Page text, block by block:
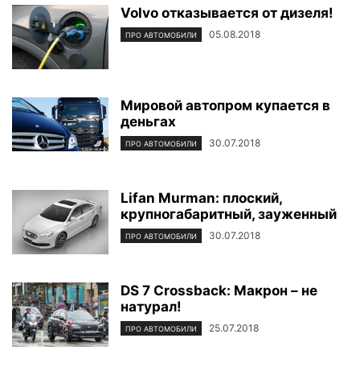
Volvo отказывается от дизеля!
ПРО АВТОМОБИЛИ 05.08.2018
Мировой автопром купается в
деньгах
ПРО АВТОМОБИЛИ 30.07.2018
Lifan Murman: плоский,
крупногабаритный, зауженный
ПРО АВТОМОБИЛИ 30.07.2018
DS 7 Crossback: Макрон – не
натурал!
ПРО АВТОМОБИЛИ 25.07.2018